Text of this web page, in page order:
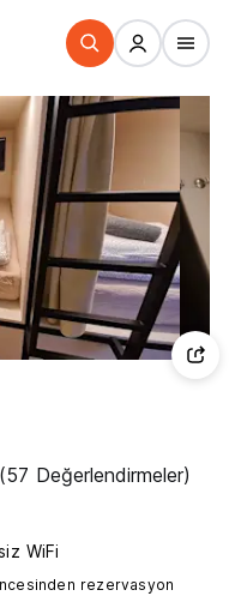
(57 Değerlendirmeler)
WiFi
rezervasyon